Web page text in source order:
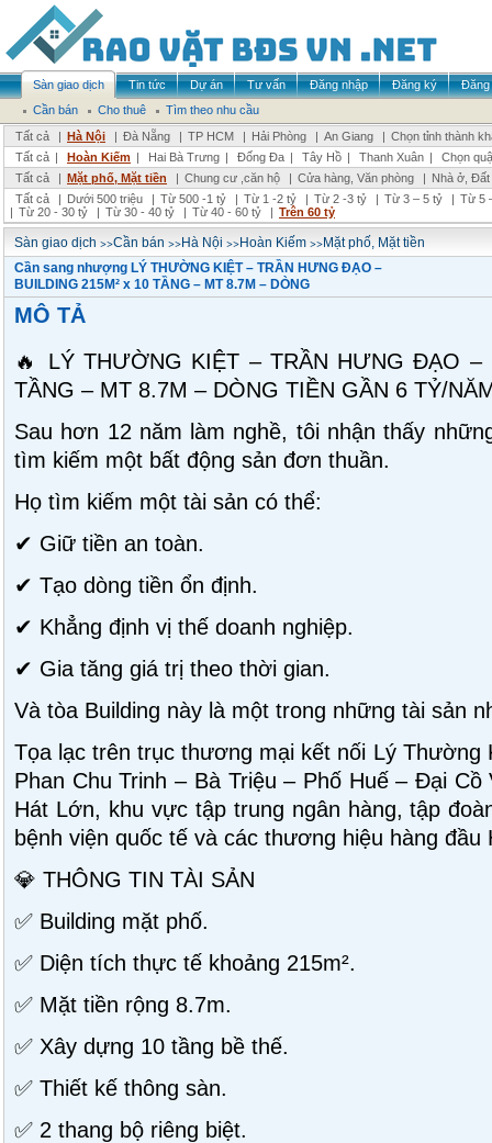
Sàn giao dịch Tin tức Dự án Tư vấn Đăng nhập Đăng ký
Đăng
Cần bán
Cho thuê
Tìm theo nhu cầu
Tất cả
| Hà Nội | Đà Nẵng | TP HCM | Hải Phòng | An Giang | Chọn tỉnh thành
Tất cả | Hoàn Kiếm | Hai Bà Trưng | Đống Đa | Tây Hồ | Thanh Xuân |
Chọn
Tất cả
| Mặt phố, Mặt tiền | Chung cư ,căn hộ | Cửa hàng, Văn phòng | Nhà ở,
Tất cả
| Dưới 500 triệu | Từ 500 -1 tỷ | Từ 1 -2 tỷ | Từ 2 -3 tỷ | Từ 3 – 5 tỷ | Từ 5
| Từ 20 - 30 tỷ | Từ 30 - 40 tỷ | Từ 40 - 60 tỷ | Trên 60 tỷ
Sàn giao dịch >>Cần bán >>Hà Nội >>Hoàn Kiếm >>Mặt phố, Mặt tiền
Cần sang nhượng LÝ THƯỜNG KIỆT – TRẦN HƯNG ĐẠO –
BUILDING 215M² x 10 TẦNG – MT 8.7M – DÒNG
MÔ TẢ
🔥 LÝ THƯỜNG KIỆT – TRẦN HƯNG ĐẠO –
TẦNG – MT 8.7M – DÒNG TIỀN GẦN 6 TỶ/
Sau hơn 12 năm làm nghề, tôi nhận thấy
tìm kiếm một bất động sản đơn thuần.
Họ tìm kiếm một tài sản có thể:
✔ Giữ tiền an toàn.
✔ Tạo dòng tiền ổn định.
✔ Khẳng định vị thế doanh nghiệp.
✔ Gia tăng giá trị theo thời gian.
Và tòa Building này là một trong những tài sản
Tọa lạc trên trục thương mại kết nối Lý Thường
Phan Chu Trinh – Bà Triệu – Phố Huế – Đại
Hát Lớn, khu vực tập trung ngân hàng, tập
bệnh viện quốc tế và các thương hiệu hàng đầu
💎 THÔNG TIN TÀI SẢN
✅ Building mặt phố.
✅ Diện tích thực tế khoảng 215m².
✅ Mặt tiền rộng 8.7m.
✅ Xây dựng 10 tầng bề thế.
✅ Thiết kế thông sàn.
✅ 2 thang bộ riêng biệt.